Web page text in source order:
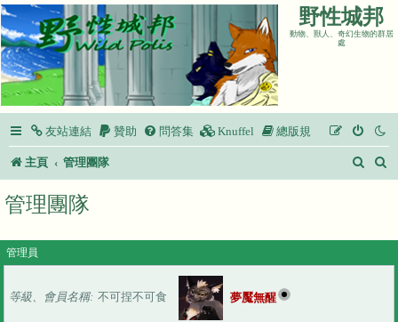
野性城邦
動物、獸人、奇幻生物的群居
處
友站連結 贊助 問答集 Knuffel 總版規
主頁 管理團隊
搜
管理團隊
管理員
等級、會員名稱 不可捏不可食 夢魘無醒